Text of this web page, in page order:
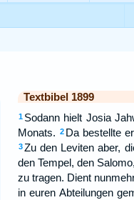
Textbibel 1899
1 Sodann hielt Josia
Monats. 2 Da bestellte
3 Zu den Leviten aber,
den Tempel, den
zu tragen. Dient
in euren Abteilungen